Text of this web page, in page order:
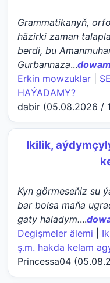
Grammatikanyň,
häzirki zaman
berdi, bu
Gurbannaza...
Erkin mowzuklar
HАÝADАMY?
dabir (05.08.2026 /
Ikilik,
Kyn görmeseňiz su
bar bolsa maňa
gaty haladym....
Degişmeler älemi
ş.m. hakda kelam
Princessa04